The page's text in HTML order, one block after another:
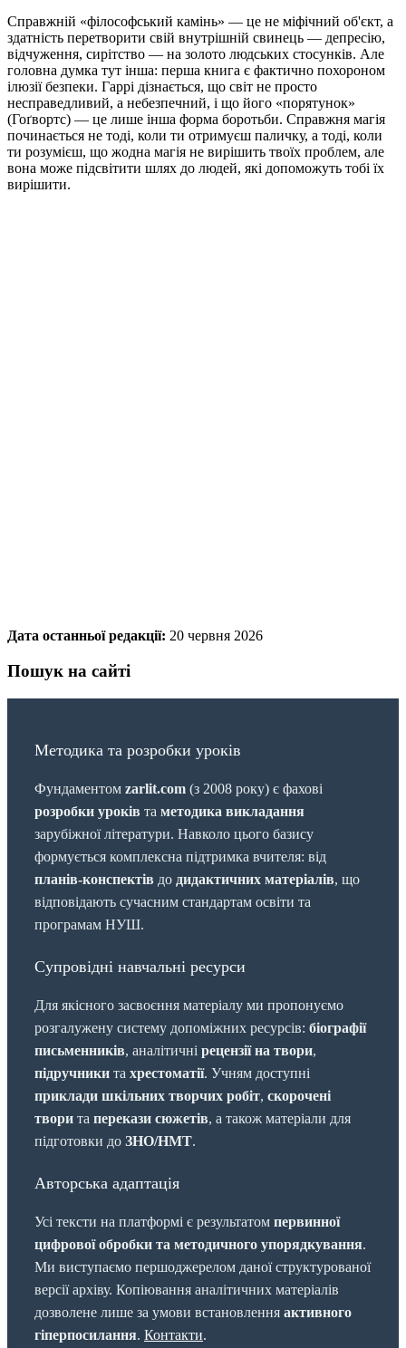
Справжній «філософський камінь» — це не міфічний об'єкт, а
здатність перетворити свій внутрішній свинець — депресію,
відчуження, сирітство — на золото людських стосунків. Але
головна думка тут інша: перша книга є фактично похороном
ілюзії безпеки. Гаррі дізнається, що світ не просто
несправедливий, а небезпечний, і що його «порятунок»
(Гоґвортс) — це лише інша форма боротьби. Справжня магія
починається не тоді, коли ти отримуєш паличку, а тоді, коли
ти розумієш, що жодна магія не вирішить твоїх проблем, але
вона може підсвітити шлях до людей, які допоможуть тобі їх
вирішити.
Дата останньої редакції: 20 червня 2026
Пошук на сайті
Методика та розробки уроків
Фундаментом zarlit.com (з 2008 року) є фахові
розробки уроків та методика викладання
зарубіжної літератури. Навколо цього базису
формується комплексна підтримка вчителя: від
планів-конспектів до дидактичних матеріалів, що
відповідають сучасним стандартам освіти та
програмам НУШ.
Супровідні навчальні ресурси
Для якісного засвоєння матеріалу ми пропонуємо
розгалужену систему допоміжних ресурсів: біографії
письменників, аналітичні рецензії на твори,
підручники та хрестоматії. Учням доступні
приклади шкільних творчих робіт, скорочені
твори та перекази сюжетів, а також матеріали для
підготовки до ЗНО/НМТ.
Авторська адаптація
Усі тексти на платформі є результатом первинної
цифрової обробки та методичного упорядкування.
Ми виступаємо першоджерелом даної структурованої
версії архіву. Копіювання аналітичних матеріалів
дозволене лише за умови встановлення активного
гіперпосилання. Контакти.